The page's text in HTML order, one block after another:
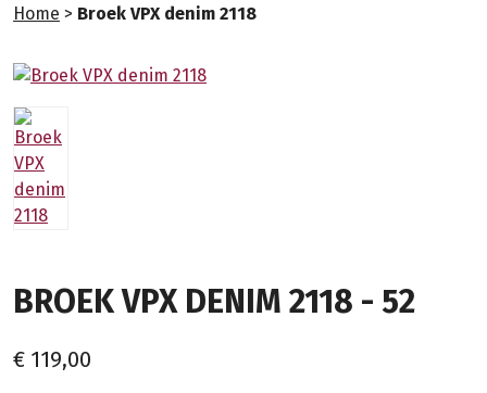
Home > Broek VPX denim 2118
BROEK VPX DENIM 2118 - 52
€ 119,00